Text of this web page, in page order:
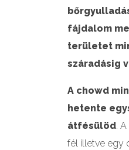
fájdalom
területet
száradásig
A chowd
hetente
átfésülöd.
fél illetve egy